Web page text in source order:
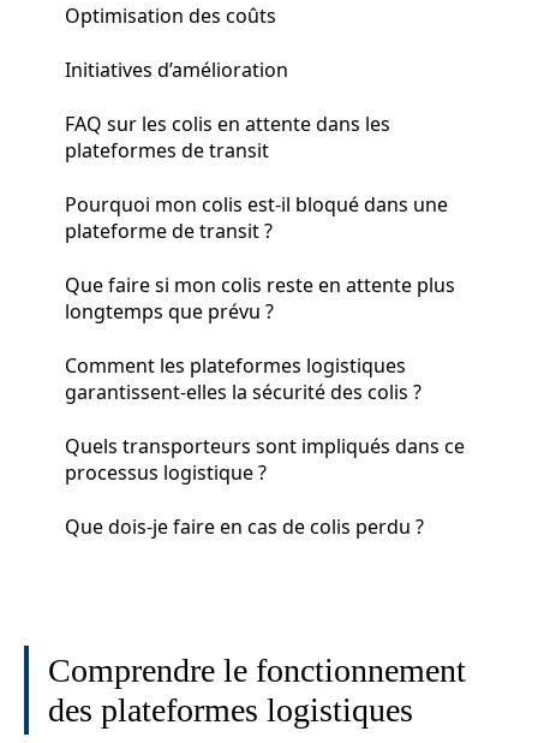
Optimisation des coûts
Initiatives d’amélioration
FAQ sur les colis en attente dans les
plateformes de transit
Pourquoi mon colis est-il bloqué dans une
plateforme de transit ?
Que faire si mon colis reste en attente plus
longtemps que prévu ?
Comment les plateformes logistiques
garantissent-elles la sécurité des colis ?
Quels transporteurs sont impliqués dans ce
processus logistique ?
Que dois-je faire en cas de colis perdu ?
Comprendre le fonctionnement
des plateformes logistiques